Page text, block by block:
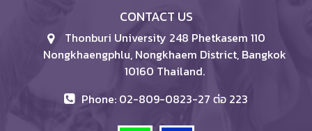
CONTACT US
Thonburi University 248 Phetkasem 110
Nongkhaengphlu, Nongkhaem District, Bangkok
10160 Thailand.
Phone: 02-809-0823-27 ต่อ 223